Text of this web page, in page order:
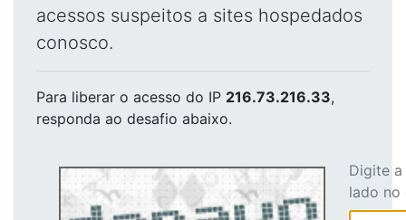
acessos suspeitos a sites hospedados
conosco.
Para liberar o acesso do IP 216.73.216.33,
responda ao desafio abaixo.
Digite
lado no